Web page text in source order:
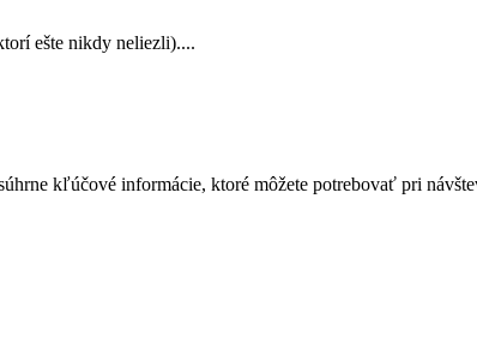
ešte nikdy neliezli)....
kľúčové informácie, ktoré môžete potrebovať pri